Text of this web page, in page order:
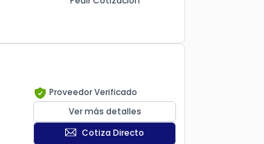
Proveedor Verificado
Ver más detalles
Cotiza Directo